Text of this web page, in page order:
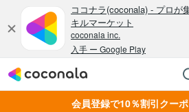
会員登録で10％割引クー